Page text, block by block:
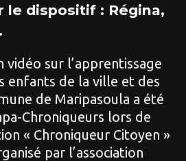
le dispositif : Régina,
vidéo sur l’apprentissage
enfants de la ville et des
de Maripasoula a été
Chroniqueurs lors de
« Chroniqueur Citoyen »
par l’association